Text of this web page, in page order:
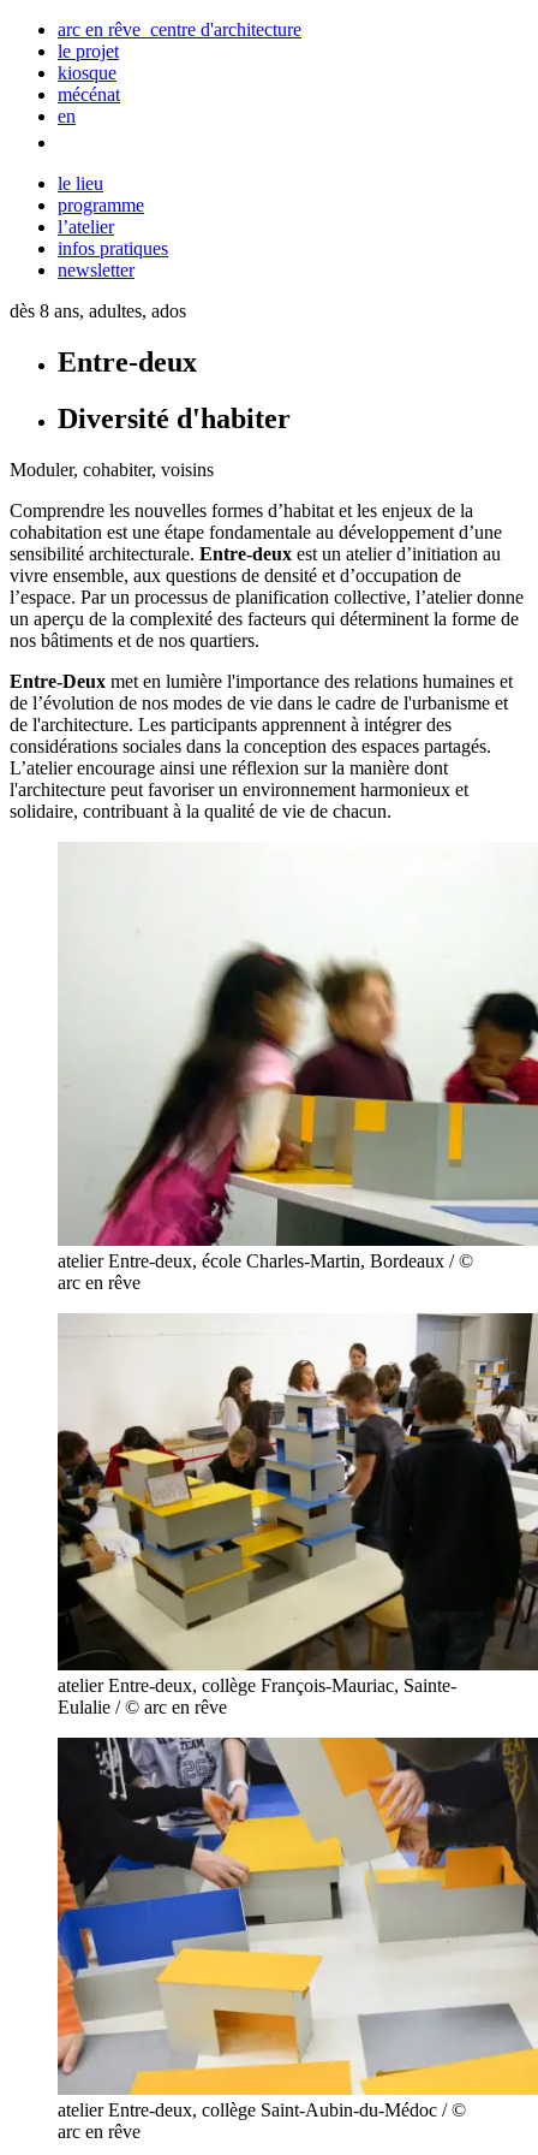
arc en rêve centre d'architecture
le projet
kiosque
mécénat
en
le lieu
programme
l’atelier
infos pratiques
newsletter
dès 8 ans, adultes, ados
Entre-deux
Diversité d'habiter
Moduler, cohabiter, voisins
Comprendre les nouvelles formes d’habitat et les enjeux de la
cohabitation est une étape fondamentale au développement d’une
sensibilité architecturale. Entre-deux est un atelier d’initiation au
vivre ensemble, aux questions de densité et d’occupation de
l’espace. Par un processus de planification collective, l’atelier donne
un aperçu de la complexité des facteurs qui déterminent la forme de
nos bâtiments et de nos quartiers.
Entre-Deux met en lumière l'importance des relations humaines et
de l’évolution de nos modes de vie dans le cadre de l'urbanisme et
de l'architecture. Les participants apprennent à intégrer des
considérations sociales dans la conception des espaces partagés.
L’atelier encourage ainsi une réflexion sur la manière dont
l'architecture peut favoriser un environnement harmonieux et
solidaire, contribuant à la qualité de vie de chacun.
atelier Entre-deux, école Charles-Martin, Bordeaux / ©
arc en rêve
atelier Entre-deux, collège François-Mauriac, Sainte-
Eulalie / © arc en rêve
atelier Entre-deux, collège Saint-Aubin-du-Médoc / ©
arc en rêve